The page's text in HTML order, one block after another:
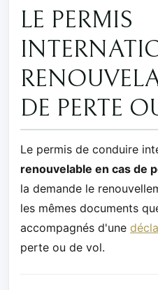
LE PERMIS
DE PERTE
Le permis de conduire
renouvelable en cas de
la demande le
les mêmes documents
accompagnés d'une
perte ou de vol.